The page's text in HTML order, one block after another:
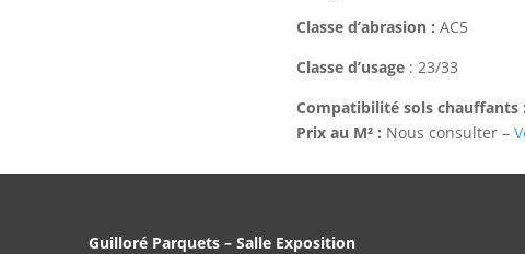
Classe d’abrasion : AC5
Classe d’usage : 23/33
Compatibilité sols chauffants :
Prix au M² : Nous consulter –
Guilloré Parquets – Salle Exposition